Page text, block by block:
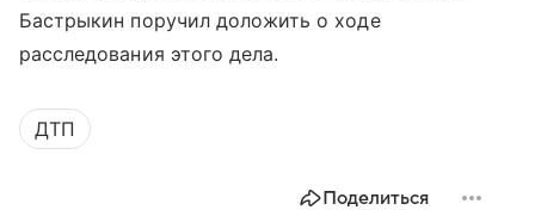
Бастрыкин поручил доложить о ходе
расследования этого дела.
ДТП
Поделиться